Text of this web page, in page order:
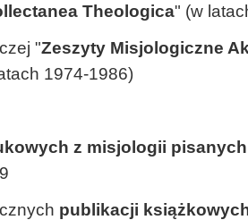
Theologica" (w
"Zeszyty Misjologiczne
1974-1986)
z misjologii pisanych
publikacji